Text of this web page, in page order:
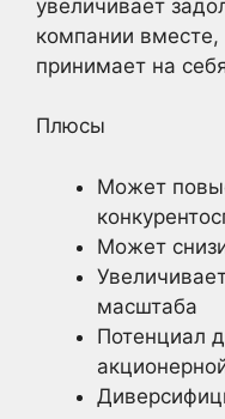
увеличивает
компании вместе,
принимает на
Плюсы
Может
Может
масштаба
Потенциал